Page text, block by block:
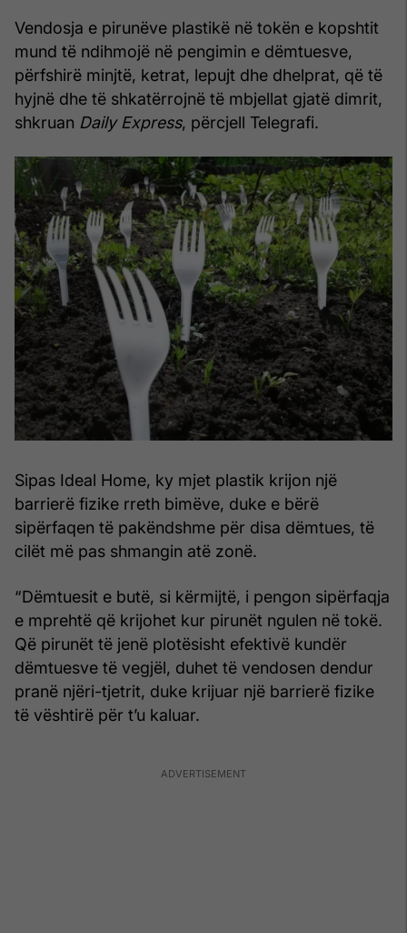
Vendosja e pirunëve plastikë në tokën e kopshtit
mund të ndihmojë në pengimin e dëmtuesve,
përfshirë minjtë, ketrat, lepujt dhe dhelprat, që të
hyjnë dhe të shkatërrojnë të mbjellat gjatë dimrit,
shkruan Daily Express, përcjell Telegrafi.
Sipas Ideal Home, ky mjet plastik krijon një
barrierë fizike rreth bimëve, duke e bërë
sipërfaqen të pakëndshme për disa dëmtues, të
cilët më pas shmangin atë zonë.
“Dëmtuesit e butë, si kërmijtë, i pengon sipërfaqja
e mprehtë që krijohet kur pirunët ngulen në tokë.
Që pirunët të jenë plotësisht efektivë kundër
dëmtuesve të vegjël, duhet të vendosen dendur
pranë njëri-tjetrit, duke krijuar një barrierë fizike
të vështirë për t’u kaluar.